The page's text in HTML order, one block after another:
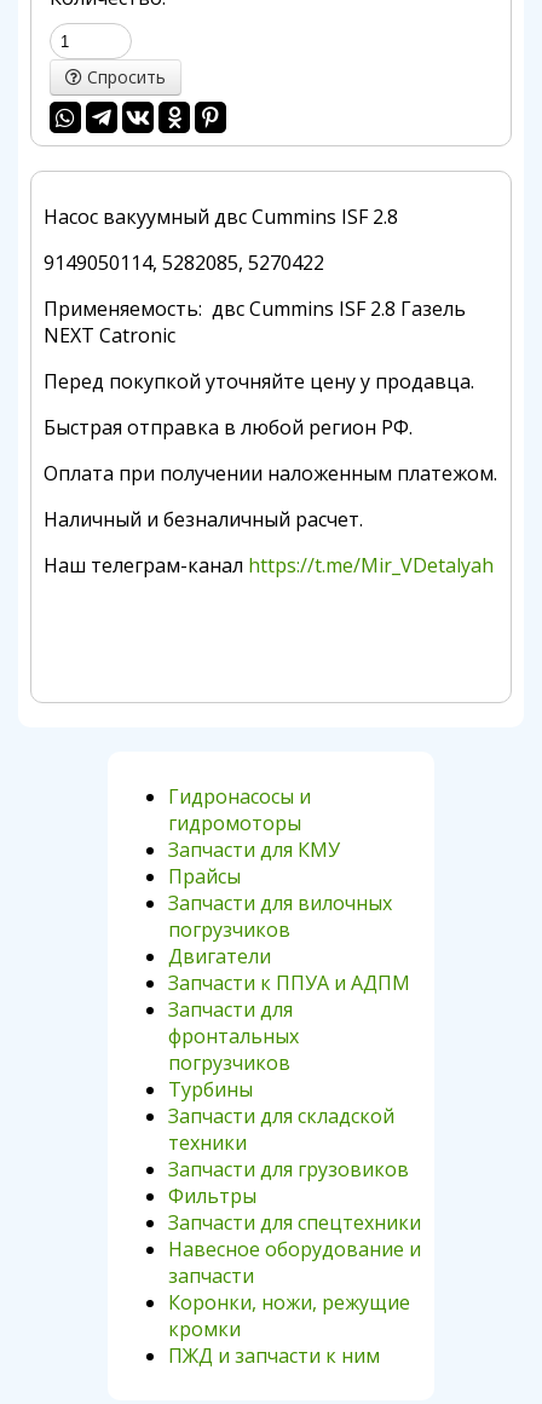
Спросить
Насос вакуумный двс Cummins ISF 2.8
9149050114, 5282085, 5270422
Применяемость: двс Cummins ISF 2.8 Газель
NEXT Catronic
Перед покупкой уточняйте цену у продавца.
Быстрая отправка в любой регион РФ.
Оплата при получении наложенным платежом.
Наличный и безналичный расчет.
Наш телеграм-канал https://t.me/Mir_VDetalyah
Гидронасосы и
гидромоторы
Запчасти для КМУ
Прайсы
Запчасти для вилочных
погрузчиков
Двигатели
Запчасти к ППУА и АДПМ
Запчасти для
фронтальных
погрузчиков
Турбины
Запчасти для складской
техники
Запчасти для грузовиков
Фильтры
Запчасти для спецтехники
Навесное оборудование и
запчасти
Коронки, ножи, режущие
кромки
ПЖД и запчасти к ним